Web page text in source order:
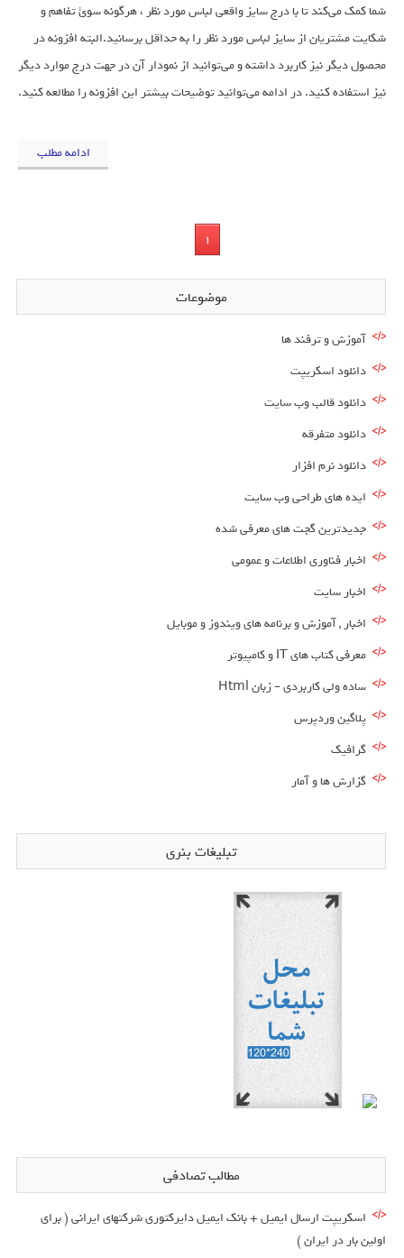
شما کمک می‌کند تا با درج سایز واقعی لباس مورد نظر ، هرگونه سوئ تفاهم و
شکایت مشتریان از سایز لباس مورد نظر را به حداقل برسانید.البته افزونه در
محصول دیگر نیز کاربرد داشته و می‌توانید از نمودار آن در جهت درج موارد دیگر
نیز استفاده کنید. در ادامه می‌توانید توضیحات بیشتر این افزونه را مطالعه کنید.
ادامه مطلب
1
موضوعات
آموزش و ترفند ها
دانلود اسکریپت
دانلود قالب وب سایت
دانلود متفرقه
دانلود نرم افزار
ایده های طراحی وب سایت
جدیدترین گجت های معرفی شده
اخبار فناوری اطلاعات و عمومی
اخبار سایت
اخبار , آموزش و برنامه های ویندوز و موبایل
معرفی کتاب های IT و کامپیوتر
ساده ولی کاربردی – زبان Html
پلاگین وردپرس
گرافیک
گزارش ها و آمار
تبلیغات بنری
مطالب تصادفی
اسکریپت ارسال ایمیل + بانک ایمیل دایرکتوری شرکتهای ایرانی ( برای
اولین بار در ایران )